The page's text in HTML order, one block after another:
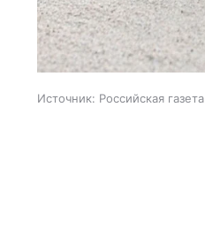
Источник: Российская газета